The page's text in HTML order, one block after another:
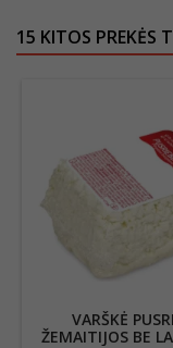
15 KITOS PREKĖS
VARŠKĖ
ŽEMAITIJOS BE